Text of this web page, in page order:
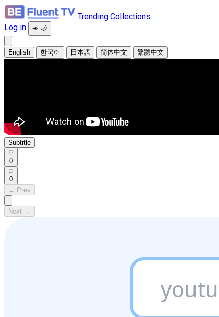
Trending Collections
Log in
☀️ 🌙
English 한국어 日本語 简体中文 繁體中文
Subtitle
0
0
← Prev
Next →